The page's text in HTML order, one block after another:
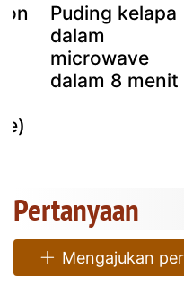
Puding kelapa
dalam
microwave
dalam 8 menit
Pertanyaan
Mengajukan